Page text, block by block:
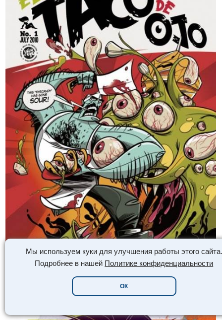
Мы используем куки для улучшения работы этого сайта.
Подробнее в нашей Политике конфиденциальности
ОК